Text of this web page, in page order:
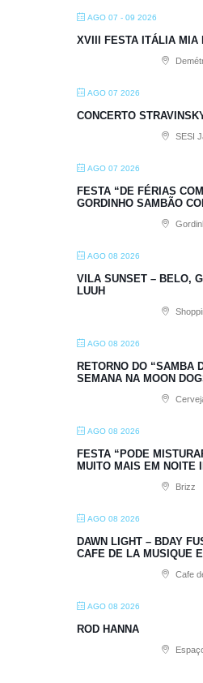
AGO 07 - 09 2026
XVIII FESTA ITÁLIA MIA
AGO 07 2026
CONCERTO
SESI
AGO 07 2026
FESTA “DE FÉRIAS
GORDINHO SAMBÃO
AGO 08 2026
VILA SUNSET – BELO,
LUUH
AGO 08 2026
RETORNO DO “SAMBA
SEMANA NA MOON
AGO 08 2026
FESTA “PODE
MUITO MAIS EM NOITE
Brizz
AGO 08 2026
DAWN LIGHT – BDAY
CAFE DE LA MUSIQUE
Cafe
AGO 08 2026
ROD HANNA